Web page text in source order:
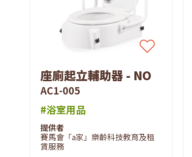
座廁起立輔助器 - NO
AC1-005
#浴室用品
提供者
賽馬會「a家」樂齡科技教育及租
賃服務